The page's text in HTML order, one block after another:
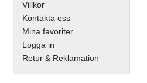
Villkor
Kontakta oss
Mina favoriter
Logga in
Retur & Reklamation